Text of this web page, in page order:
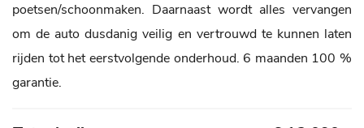
poetsen/schoonmaken. Daarnaast wordt alles vervangen
om de auto dusdanig veilig en vertrouwd te kunnen laten
rijden tot het eerstvolgende onderhoud. 6 maanden 100 %
garantie.